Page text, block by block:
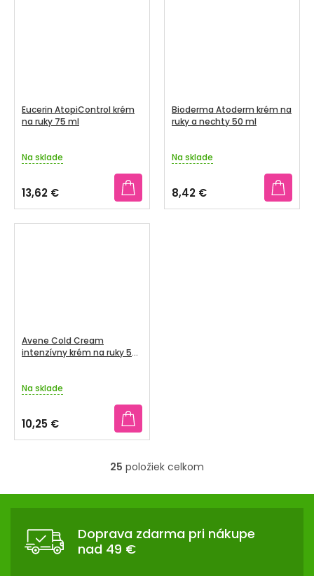
Eucerin AtopiControl krém
na ruky 75 ml
Na sklade
13,62 €
Bioderma Atoderm krém na
ruky a nechty 50 ml
Na sklade
8,42 €
Avene Cold Cream
intenzívny krém na ruky 50
Na sklade
10,25 €
O
v
l
d
25 položiek celkom
Doprava zdarma pri nákupe
nad 49 €